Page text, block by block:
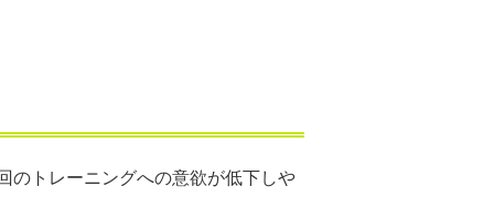
のトレーニングへの意欲が低下しや